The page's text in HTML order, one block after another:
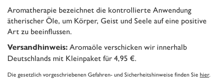
Aromatherapie bezeichnet die kontrollierte Anwendung
ätherischer Öle, um Körper, Geist und Seele auf eine positive
Art zu beeinflussen.
Versandhinweis: Aromaöle verschicken wir innerhalb
Deutschlands mit Kleinpaket für 4,95 €.
Die gesetzlich vorgeschriebenen Gefahren- und Sicherheitshinweise finden Siehier.